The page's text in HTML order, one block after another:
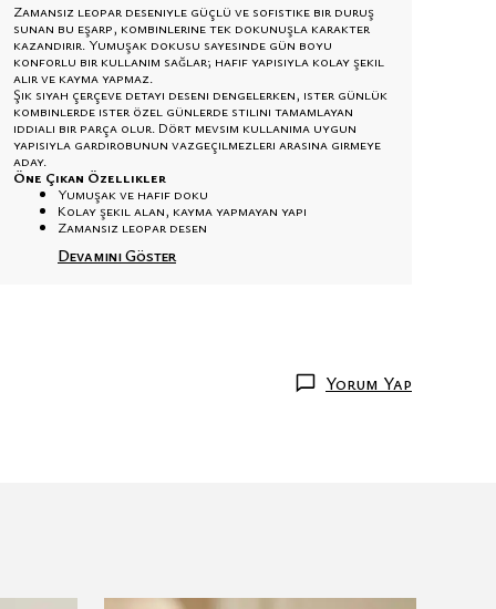
Zamansız leopar deseniyle güçlü ve sofistike bir duruş
sunan bu eşarp, kombinlerine tek dokunuşla karakter
kazandırır. Yumuşak dokusu sayesinde gün boyu
konforlu bir kullanım sağlar; hafif yapısıyla kolay şekil
alır ve kayma yapmaz.
Şık siyah çerçeve detayı deseni dengelerken, ister günlük
kombinlerde ister özel günlerde stilini tamamlayan
iddialı bir parça olur. Dört mevsim kullanıma uygun
yapısıyla gardırobunun vazgeçilmezleri arasına girmeye
aday.
Öne Çıkan Özellikler
Yumuşak ve hafif doku
Kolay şekil alan, kayma yapmayan yapı
Zamansız leopar desen
Devamını Göster
Yorum Yap